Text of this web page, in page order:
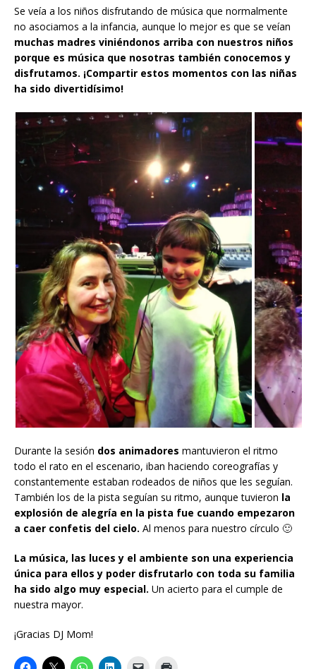
Se veía a los niños disfrutando de música que normalmente
no asociamos a la infancia, aunque lo mejor es que se veían
muchas madres viniéndonos arriba con nuestros niños
porque es música que nosotras también conocemos y
disfrutamos. ¡Compartir estos momentos con las niñas
ha sido divertidísimo!
Durante la sesión dos animadores mantuvieron el ritmo
todo el rato en el escenario, iban haciendo coreografías y
constantemente estaban rodeados de niños que les seguían.
También los de la pista seguían su ritmo, aunque tuvieron la
explosión de alegría en la pista fue cuando empezaron
a caer confetis del cielo. Al menos para nuestro círculo 🙂
La música, las luces y el ambiente son una experiencia
única para ellos y poder disfrutarlo con toda su familia
ha sido algo muy especial. Un acierto para el cumple de
nuestra mayor.
¡Gracias DJ Mom!